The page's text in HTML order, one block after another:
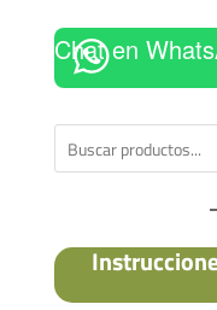
Chat en